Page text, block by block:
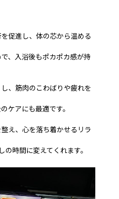
促進し、体の芯から温める
、入浴後もポカポカ感が持
、筋肉のこわばりや疲れを
ケアにも最適です。
え、心を落ち着かせるリラ
時間に変えてくれます。